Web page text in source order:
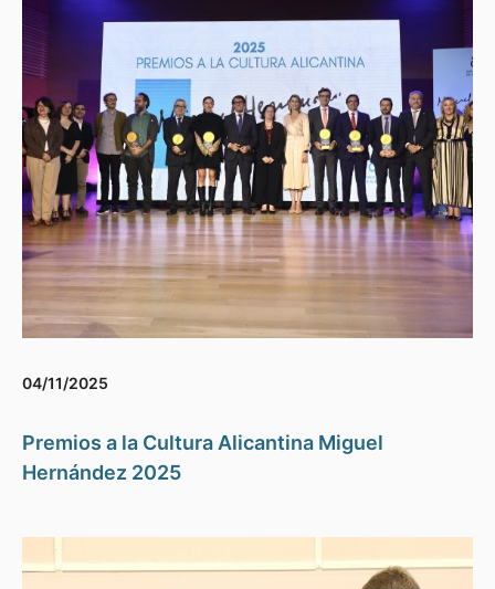
04/11/2025
Premios a la Cultura Alicantina Miguel
Hernández 2025